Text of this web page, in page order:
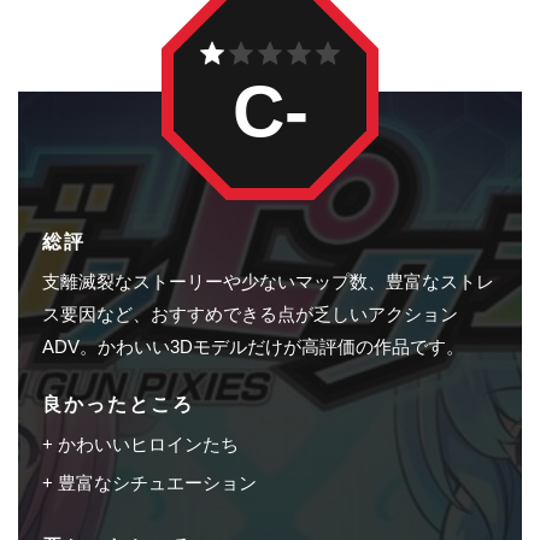
総評
支離滅裂なストーリーや少ないマップ数、豊富なストレ
ス要因など、おすすめできる点が乏しいアクション
ADV。かわいい3Dモデルだけが高評価の作品です。
良かったところ
かわいいヒロインたち
豊富なシチュエーション
C-